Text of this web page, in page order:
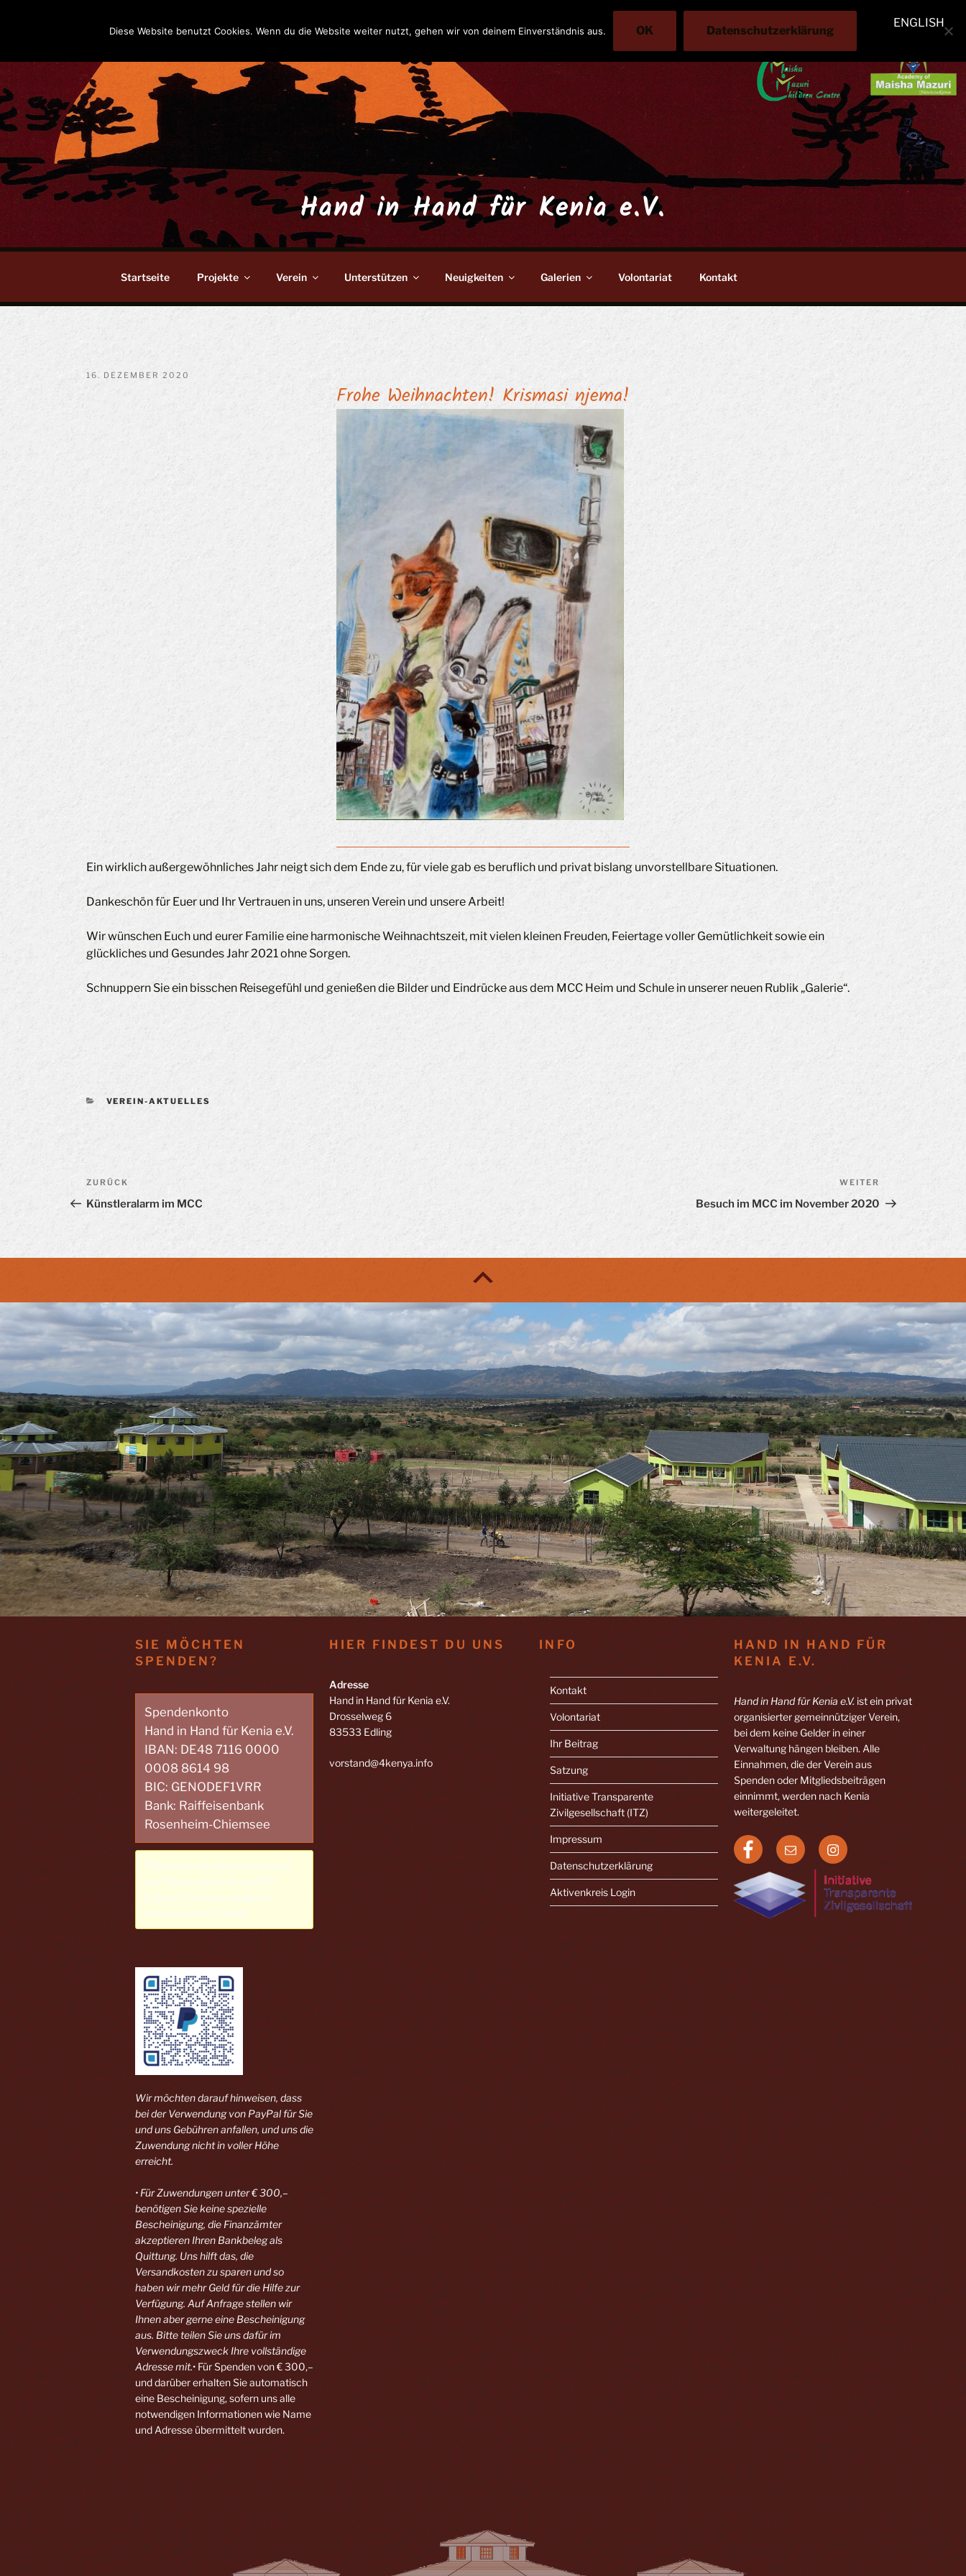
Hand in Hand für Kenia e.V.
ENGLISH
Startseite Projekte Verein Unterstützen Neuigkeiten Galerien Volontariat Kontakt
VERÖFFENTLICHT
16. DEZEMBER 2020
Frohe Weihnachten! Krismasi njema!
Ein wirklich außergewöhnliches Jahr neigt sich dem Ende zu, für viele gab es beruflich und privat bislang unvorstellbare Situationen.
Dankeschön für Euer und Ihr Vertrauen in uns, unseren Verein und unsere Arbeit!
Wir wünschen Euch und eurer Familie eine harmonische Weihnachtszeit, mit vielen kleinen Freuden, Feiertage voller Gemütlichkeit sowie ein
glückliches und Gesundes Jahr 2021 ohne Sorgen.
Schnuppern Sie ein bisschen Reisegefühl und genießen die Bilder und Eindrücke aus dem MCC Heim und Schule in unserer neuen Rublik „Galerie“.
KATEGORIEN
VEREIN-AKTUELLES
Beitragsnavigation
Vorheriger
Beitrag
ZURÜCK
Künstleralarm im MCC
Beitrag
WEITER
Besuch im MCC im November 2020
SIE MÖCHTEN
SPENDEN?
Spendenkonto
Hand in Hand für Kenia e.V.
IBAN: DE48 7116 0000
0008 8614 98
BIC: GENODEF1VRR
Bank: Raiffeisenbank
Rosenheim-Chiemsee
This shortcode has been phased
out. Please switch to our WP
Express Checkout plugin for
enhanced functionality.
Wir möchten darauf hinweisen, dass
bei der Verwendung von PayPalfür Sie
und uns Gebühren anfallen, und uns die
Zuwendung nicht in voller Höhe
erreicht.
• Für Zuwendungen unter € 300,–
benötigen Sie keine spezielle
Bescheinigung, die Finanzämter
akzeptieren Ihren Bankbeleg als
Quittung. Uns hilft das, die
Versandkosten zu sparen und so
haben wir mehr Geld für die Hilfe zur
Verfügung. Auf Anfrage stellen wir
Ihnen aber gerne eine Bescheinigung
aus. Bitte teilen Sie uns dafür im
Verwendungszweck Ihre vollständige
Adresse mit.• Für Spenden von € 300,–
und darüber erhalten Sie automatisch
eine Bescheinigung, sofern uns alle
notwendigen Informationen wie Name
und Adresse übermittelt wurden.
HIER FINDEST DU UNS
Adresse
Hand in Hand für Kenia e.V.
Drosselweg 6
83533 Edling
vorstand@4kenya.info
INFO
Kontakt
Volontariat
Ihr Beitrag
Satzung
Initiative Transparente
Zivilgesellschaft (ITZ)
Impressum
Datenschutzerklärung
Aktivenkreis Login
HAND IN HAND FÜR
KENIA E.V.
Hand in Hand für Kenia e.V. ist ein privat
organisierter gemeinnütziger Verein,
bei dem keine Gelder in einer
Verwaltung hängen bleiben. Alle
Einnahmen, die der Verein aus
Spenden oder Mitgliedsbeiträgen
einnimmt, werden nach Kenia
weitergeleitet.
Facebook
E-
Mail
Instagram
Diese Website benutzt Cookies. Wenn du die Website weiter nutzt, gehen wir von deinem Einverständnis aus. OK Datenschutzerklärung